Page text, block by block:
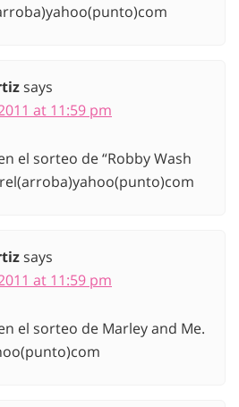
says
at 11:59 pm
el sorteo de “Robby Wash
says
at 11:59 pm
el sorteo de Marley and Me.